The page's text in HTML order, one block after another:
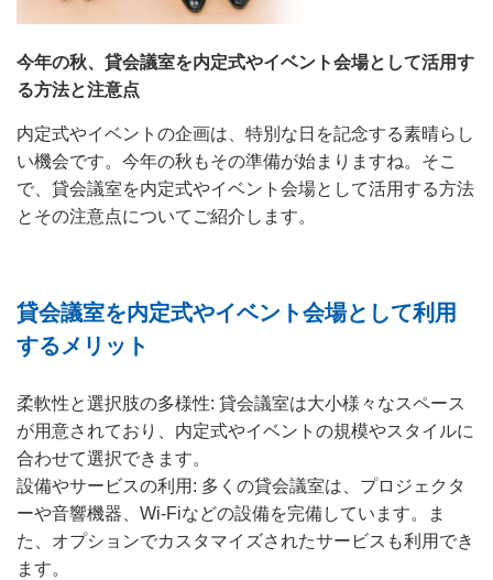
今年の秋、貸会議室を内定式やイベント会場として活用す
る方法と注意点
内定式やイベントの企画は、特別な日を記念する素晴らし
い機会です。今年の秋もその準備が始まりますね。そこ
で、貸会議室を内定式やイベント会場として活用する方法
とその注意点についてご紹介します。
貸会議室を内定式やイベント会場として利用
するメリット
柔軟性と選択肢の多様性: 貸会議室は大小様々なスペース
が用意されており、内定式やイベントの規模やスタイルに
合わせて選択できます。
設備やサービスの利用: 多くの貸会議室は、プロジェクタ
ーや音響機器、Wi-Fiなどの設備を完備しています。ま
た、オプションでカスタマイズされたサービスも利用でき
ます。